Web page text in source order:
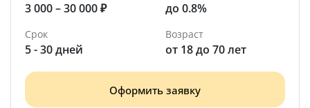
3 000 – 30 000 ₽ до 0.8%
Срок
5 - 30 дней
Возраст
от 18 до 70 лет
Оформить заявку